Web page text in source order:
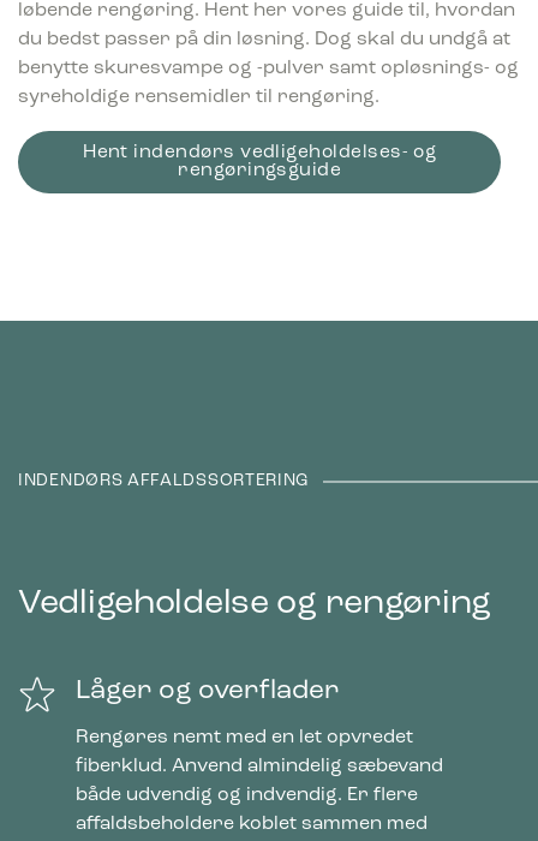
løbende rengøring. Hent her vores guide til, hvordan
du bedst passer på din løsning. Dog skal du undgå at
benytte skuresvampe og -pulver samt opløsnings- og
syreholdige rensemidler til rengøring.
Hent indendørs vedligeholdelses- og
rengøringsguide
INDENDØRS AFFALDSSORTERING
Vedligeholdelse og rengøring
Låger og overflader
Rengøres nemt med en let opvredet
fiberklud. Anvend almindelig sæbevand
både udvendig og indvendig. Er flere
affaldsbeholdere koblet sammen med